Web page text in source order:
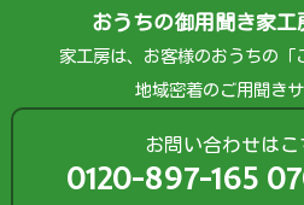
おうちの御用聞き家
家工房は、お客様のおうちの「
地域密着のご用聞きサ
お問い合わせはこ
0120-897-165